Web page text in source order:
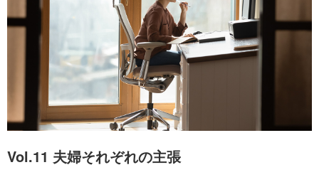
Vol.11 夫婦それぞれの主張